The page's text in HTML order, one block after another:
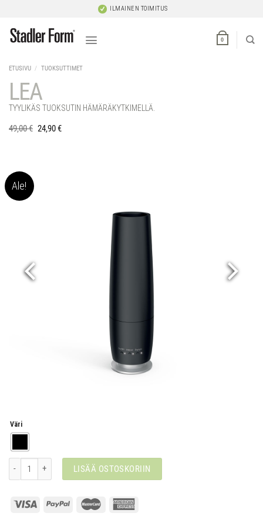
content
ILMAINEN TOIMITUS
0
ETUSIVU / TUOKSUTTIMET
LEA
TYYLIKÄS TUOKSUTIN HÄMÄRÄKYTKIMELLÄ.
49,00€ 24,90€
Ale!
Väri
Lea määrä
LISÄÄ OSTOSKORIIN